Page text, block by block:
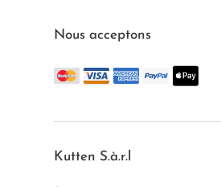
Nous acceptons
Kutten S.à.r.l